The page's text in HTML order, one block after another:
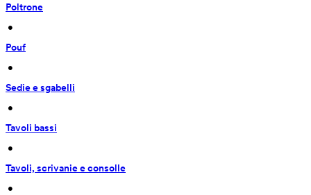
Poltrone
•
Pouf
•
Sedie e sgabelli
•
Tavoli bassi
•
Tavoli, scrivanie e consolle
•